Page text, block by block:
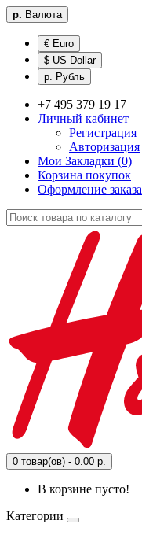
р. Валюта
€ Euro
$ US Dollar
р. Рубль
+7 495 379 19 17
Личный кабинет
Регистрация
Авторизация
Мои Закладки (0)
Корзина покупок
Оформление заказа
0 товар(ов) - 0.00 р.
В корзине пусто!
Категории